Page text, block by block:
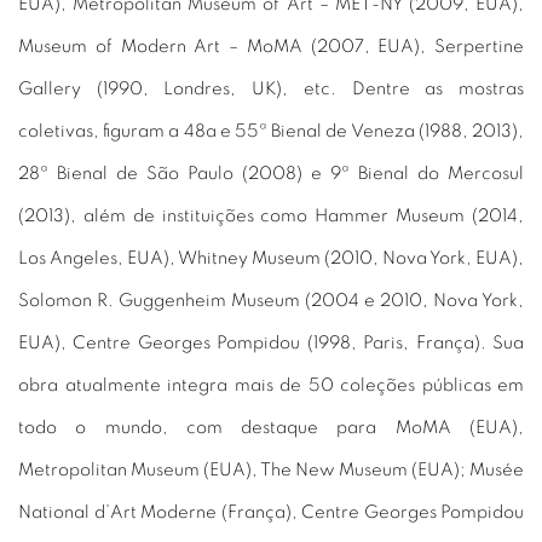
EUA), Metropolitan Museum of Art – MET-NY (2009, EUA),
Museum of Modern Art – MoMA (2007, EUA), Serpertine
Gallery (1990, Londres, UK), etc. Dentre as mostras
coletivas, figuram a 48a e 55ª Bienal de Veneza (1988, 2013),
28ª Bienal de São Paulo (2008) e 9ª Bienal do Mercosul
(2013), além de instituições como Hammer Museum (2014,
Los Angeles, EUA), Whitney Museum (2010, Nova York, EUA),
Solomon R. Guggenheim Museum (2004 e 2010, Nova York,
EUA), Centre Georges Pompidou (1998, Paris, França). Sua
obra atualmente integra mais de 50 coleções públicas em
todo o mundo, com destaque para MoMA (EUA),
Metropolitan Museum (EUA), The New Museum (EUA); Musée
National d’Art Moderne (França), Centre Georges Pompidou